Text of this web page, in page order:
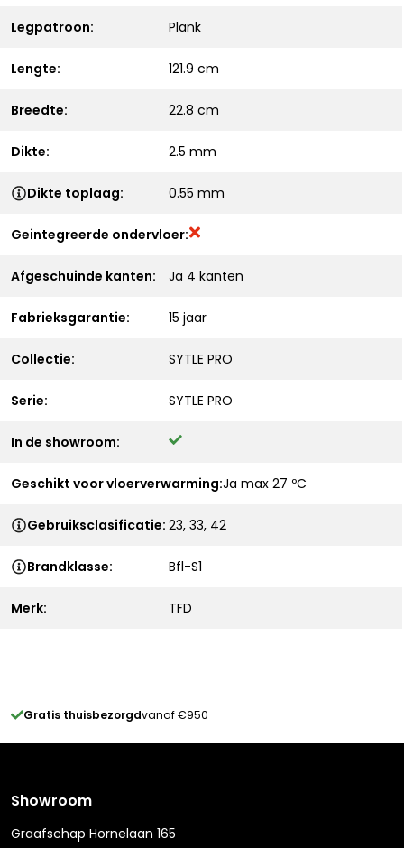
Legpatroon: Plank
Lengte: 121.9 cm
Breedte: 22.8 cm
Dikte: 2.5 mm
Dikte toplaag: 0.55 mm
Geintegreerde ondervloer:
Afgeschuinde kanten: Ja 4 kanten
Fabrieksgarantie: 15 jaar
Collectie: SYTLE PRO
Serie: SYTLE PRO
In de showroom:
Geschikt voor vloerverwarming:Ja max 27 ºC
Gebruiksclasificatie: 23, 33, 42
Brandklasse: Bfl-S1
Merk: TFD
Gratis thuisbezorgdvanaf €950
Showroom
Graafschap Hornelaan 165